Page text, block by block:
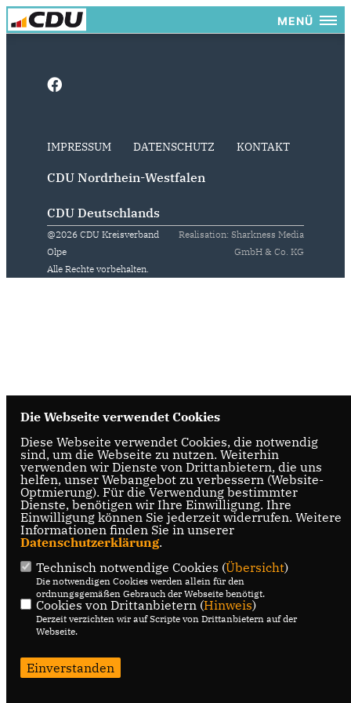
MENÜ
IMPRESSUM DATENSCHUTZ KONTAKT
CDU Nordrhein-Westfalen
CDU Deutschlands
@2026 CDU Kreisverband
Olpe
Alle Rechte vorbehalten.
Realisation: Sharkness Media
GmbH & Co. KG
Die Webseite verwendet Cookies
Diese Webseite verwendet Cookies, die notwendig
sind, um die Webseite zu nutzen. Weiterhin
verwenden wir Dienste von Drittanbietern, die uns
helfen, unser Webangebot zu verbessern (Website-
Optmierung). Für die Verwendung bestimmter
Dienste, benötigen wir Ihre Einwilligung. Ihre
Einwilligung können Sie jederzeit widerrufen. Weitere
Informationen finden Sie in unserer
Datenschutzerklärung.
Technisch notwendige Cookies (Übersicht)
Die notwendigen Cookies werden allein für den
ordnungsgemäßen Gebrauch der Webseite benötigt.
Cookies von Drittanbietern (Hinweis)
Derzeit verzichten wir auf Scripte von Drittanbietern auf der
Webseite.
Einverstanden